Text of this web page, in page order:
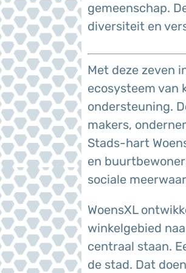
gemeenschap.
diversiteit en
Met deze zeven
ecosysteem van
ondersteuning.
makers,
Stads-hart
en
sociale
WoensXL
winkelgebied
centraal staan.
de stad. Dat